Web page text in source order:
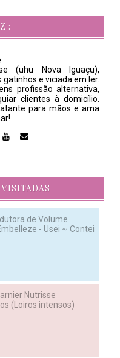
:
(uhu Nova Iguaçu),
e viciada em ler.
profissão alternativa,
clientes à domicílio.
para mãos e ama
de Volume
- Usei ~ Contei
Nutrisse
(Loiros intensos)